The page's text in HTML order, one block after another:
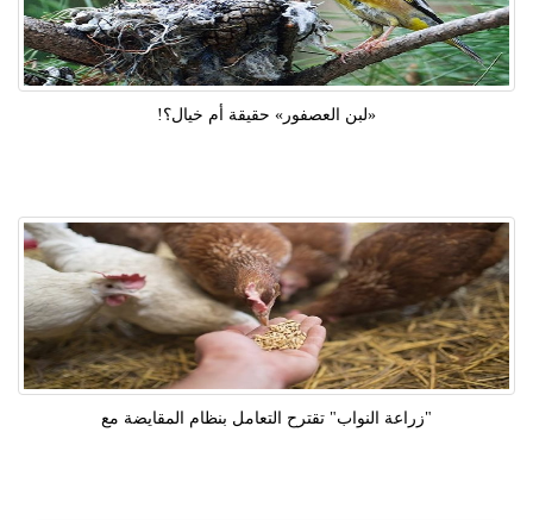
«لبن العصفور» حقيقة أم خيال؟!
"زراعة النواب" تقترح التعامل بنظام المقايضة مع